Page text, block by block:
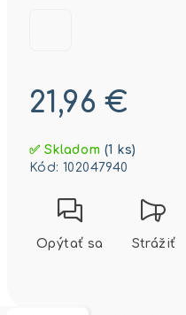
21,96 €
cena:
✅ Skladom(1 ks)
Kód: 102047940
Opýtať sa Strážiť